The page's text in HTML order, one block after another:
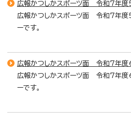
広報かつしかスポーツ面 令和7年
広報かつしかスポーツ面 令和7年度
ーです。
広報かつしかスポーツ面 令和7年
広報かつしかスポーツ面 令和7年度
ーです。